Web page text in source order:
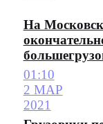
На
01:10
2 МАР
2021